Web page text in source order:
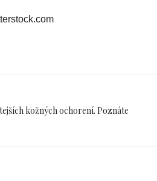
kožných ochorení. Poznáte